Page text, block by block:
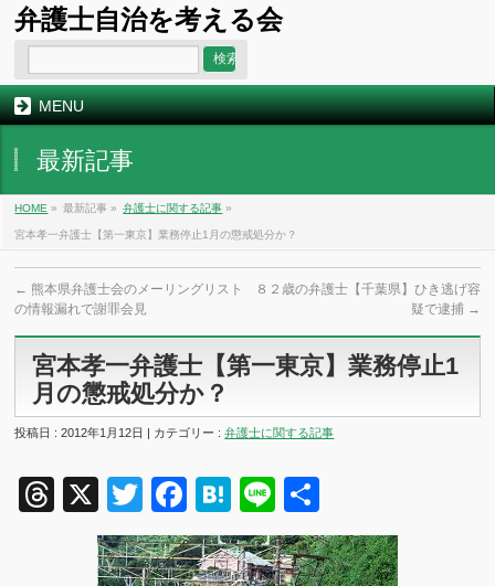
弁護士自治を考える会
MENU
最新記事
HOME » 最新記事 » 弁護士に関する記事 »
宮本孝一弁護士【第一東京】業務停止1月の懲戒処分か？
← 熊本県弁護士会のメーリングリスト
の情報漏れで謝罪会見
８２歳の弁護士【千葉県】ひき逃げ容
疑で逮捕 →
宮本孝一弁護士【第一東京】業務停止1
月の懲戒処分か？
投稿日 : 2012年1月12日 | カテゴリー :弁護士に関する記事
Threads
X TwitterFacebook
Hatena
Line
有